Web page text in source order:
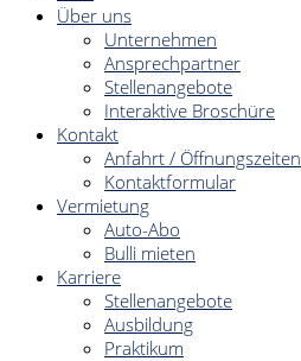
Über uns
Unternehmen
Ansprechpartner
Stellenangebote
Interaktive Broschüre
Kontakt
Anfahrt / Öffnungszeiten
Kontaktformular
Vermietung
Auto-Abo
Bulli mieten
Karriere
Stellenangebote
Ausbildung
Praktikum